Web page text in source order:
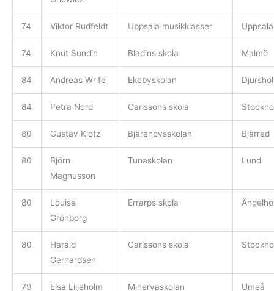
74 Viktor Rudfeldt Uppsala musikklasser Uppsala
74 Knut Sundin Bladins skola Malmö
84 Andreas Wrife Ekebyskolan
84 Petra Nord Carlssons skola
80 Gustav Klotz Bjärehovsskolan Bjärred
80
Björn
Magnusson
Tunaskolan Lund
80
Louise
Grönborg
Errarps skola
80
Harald
Gerhardsen
Carlssons skola
79 Elsa Liljeholm Minervaskolan Umeå